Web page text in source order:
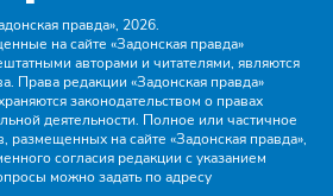
правда», 2026.
на сайте «Задонская правда»
авторами и читателями, являются
Права редакции «Задонская правда»
законодательством о правах
деятельности. Полное или частичное
размещенных на сайте «Задонская правда»,
согласия редакции с указанием
можно задать по адресу